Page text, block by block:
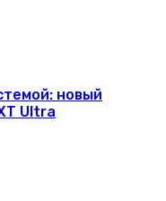
новый
Ultra